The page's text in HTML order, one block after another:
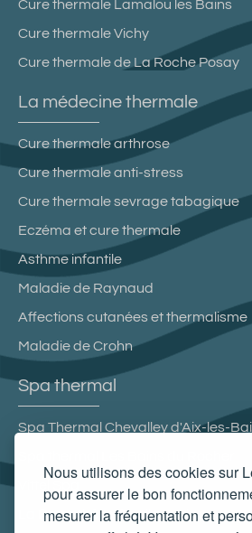
Nous utilisons des cookies sur
pour assurer le bon
mesurer la fréquentation et
Cure thermale Lamalou les Bains
Cure thermale Vichy
Cure thermale de La Roche Posay
La médecine thermale
Cure thermale arthrose
Cure thermale anti-stress
Cure thermale sevrage tabagique
Eczéma et cure thermale
Asthme infantile
Maladie de Raynaud
Affections cutanées et thermalisme
Maladie de Crohn
Spa thermal
Spa Thermal Chevalley d'Aix-les-
La Parenthèse Obalia Institut